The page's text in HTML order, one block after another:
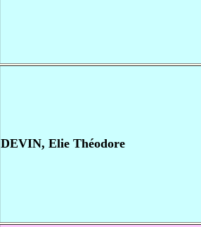
DEVIN, Elie Théodore